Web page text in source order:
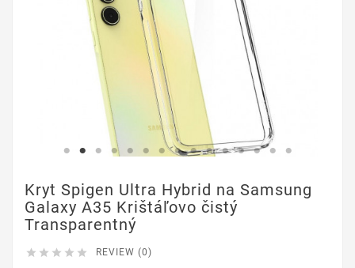
Kryt Spigen Ultra Hybrid na Samsung
Galaxy A35 Krištáľovo čistý
Transparentný
     REVIEW (0)